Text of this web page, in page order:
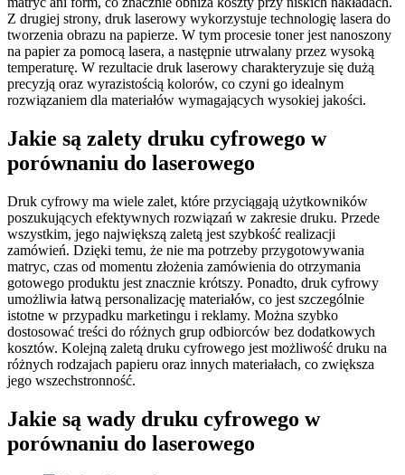
Z drugiej strony, druk laserowy wykorzystuje technologię lasera do
tworzenia obrazu na papierze. W tym procesie toner jest nanoszony
na papier za pomocą lasera, a następnie utrwalany przez wysoką
temperaturę. W rezultacie druk laserowy charakteryzuje się dużą
precyzją oraz wyrazistością kolorów, co czyni go idealnym
rozwiązaniem dla materiałów wymagających wysokiej jakości.
Jakie są zalety druku cyfrowego w
porównaniu do laserowego
Druk cyfrowy ma wiele zalet, które przyciągają użytkowników
poszukujących efektywnych rozwiązań w zakresie druku. Przede
wszystkim, jego największą zaletą jest szybkość realizacji
zamówień. Dzięki temu, że nie ma potrzeby przygotowywania
matryc, czas od momentu złożenia zamówienia do otrzymania
gotowego produktu jest znacznie krótszy. Ponadto, druk cyfrowy
umożliwia łatwą personalizację materiałów, co jest szczególnie
istotne w przypadku marketingu i reklamy. Można szybko
dostosować treści do różnych grup odbiorców bez dodatkowych
kosztów. Kolejną zaletą druku cyfrowego jest możliwość druku na
różnych rodzajach papieru oraz innych materiałach, co zwiększa
jego wszechstronność.
Jakie są wady druku cyfrowego w
porównaniu do laserowego